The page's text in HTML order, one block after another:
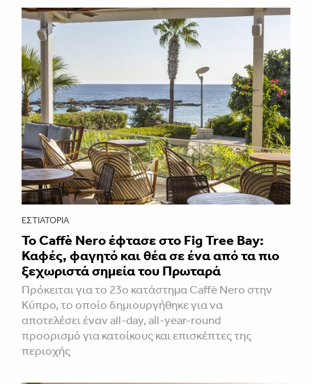
ΕΣΤΙΑΤΌΡΙΑ
Το Caffè Nero έφτασε στο Fig Tree Bay:
Καφές, φαγητό και θέα σε ένα από τα πιο
ξεχωριστά σημεία του Πρωταρά
Πρόκειται για το 23ο κατάστημα Caffè Nero στην
Κύπρο, το οποίο δημιουργήθηκε για να
αποτελέσει έναν all-day, all-year-round
προορισμό για κατοίκους και επισκέπτες της
περιοχής